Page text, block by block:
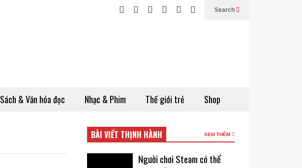
Search
Sách & Văn hóa đọc Nhạc & Phim Thế giới trẻ Shop
BÀI VIẾT THỊNH HÀNH XEM THÊM
Người chơi Steam có thể